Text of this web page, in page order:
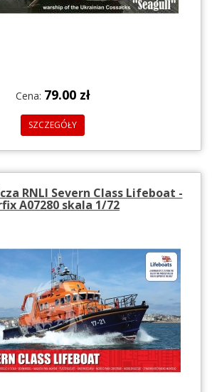
Cena: 79.00 zł
SZCZEGÓŁY
RNLI Severn Class Lifeboat -
A07280 skala 1/72